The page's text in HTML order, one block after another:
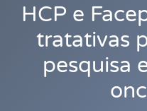
HCP e
tratativas
pesquisa